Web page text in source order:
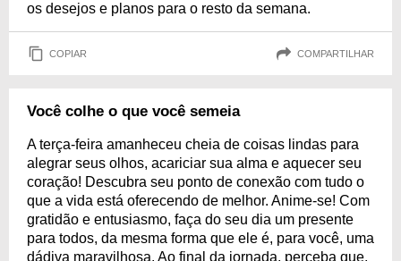
os desejos e planos para o resto da semana.
COPIAR COMPARTILHAR
Você colhe o que você semeia
A terça-feira amanheceu cheia de coisas lindas para
alegrar seus olhos, acariciar sua alma e aquecer seu
coração! Descubra seu ponto de conexão com tudo o
que a vida está oferecendo de melhor. Anime-se! Com
gratidão e entusiasmo, faça do seu dia um presente
para todos, da mesma forma que ele é, para você, uma
dádiva maravilhosa. Ao final da jornada, perceba que,